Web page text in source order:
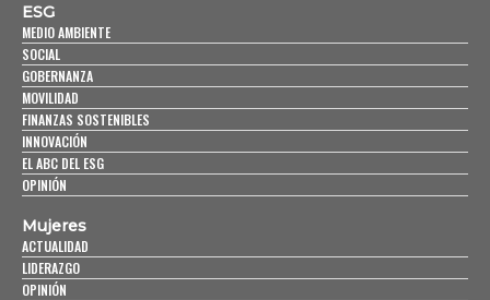
ESG
MEDIO AMBIENTE
SOCIAL
GOBERNANZA
MOVILIDAD
FINANZAS SOSTENIBLES
INNOVACIÓN
EL ABC DEL ESG
OPINIÓN
Mujeres
ACTUALIDAD
LIDERAZGO
OPINIÓN